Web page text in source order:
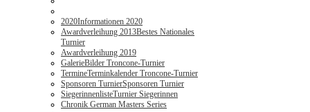
2020Informationen 2020
Awardverleihung 2013Bestes Nationales
Turnier
Awardverleihung 2019
GalerieBilder Troncone-Turnier
TermineTerminkalender Troncone-Turnier
Sponsoren TurnierSponsoren Turnier
SiegerinnenlisteTurnier Siegerinnen
Chronik German Masters Series